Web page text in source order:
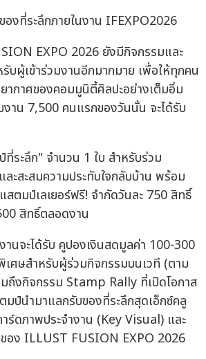
องที่ระลึกภายในงาน IFEXPO2026
EXPO 2026 ยังมีกิจกรรมและ
บผู้เข้าร่วมงานอีกมากมาย เพื่อให้ทุกคน
ากาศของคอมมูนิตี้ศิลปะอย่างเต็มอิ่ม
าน 7,500 คนแรกของวันนั้น จะได้รับ
ระลึก" จำนวน 1 ใบ สำหรับร่วม
ะสะสมความประทับใจกลับบ้าน พร้อม
สตมป์เลเยอร์ฟรี! จำกัดวันละ 750 สิทธิ์
สิทธิ์ตลอดงาน
านจะได้รับ คูปองเงินสดมูลค่า 100-300
เศษสำหรับผู้ร่วมกิจกรรมบนเวที (ตาม
ถึงกิจกรรม Stamp Rally ที่เปิดโอกาส
มป์นำมาแลกรับของที่ระลึกสุดเอ็กซ์คลู
าร์ดภาพประจำงาน (Key Visual) และ
อง ILLUST FUSION EXPO 2026